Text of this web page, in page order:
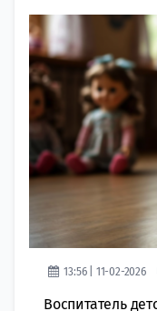
13:56 | 11-02-2026
Воспитатель